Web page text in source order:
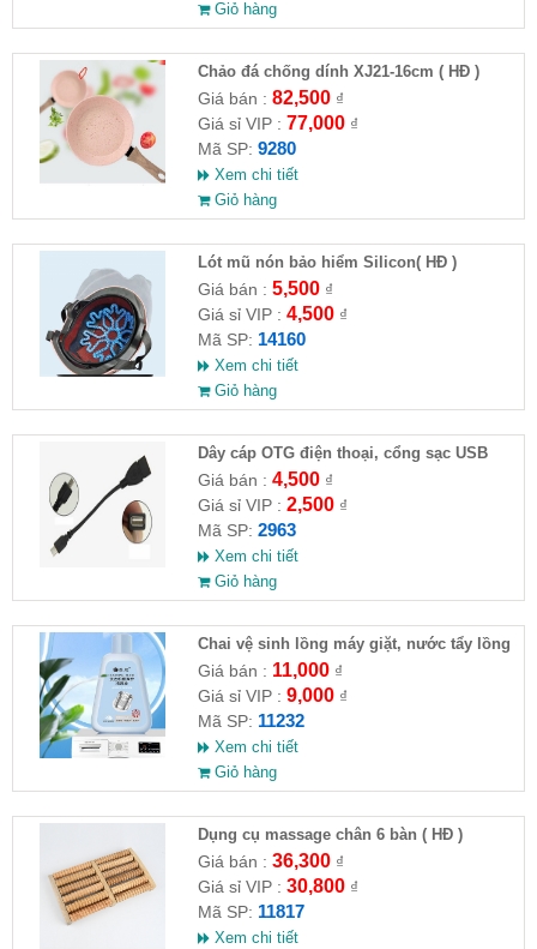
Giỏ hàng
Chảo đá chống dính XJ21-16cm ( HĐ )
Giá bán : 82,500₫
Giá sỉ VIP : 77,000₫
Mã SP: 9280
Xem chi tiết
Giỏ hàng
Lót mũ nón bảo hiểm Silicon( HĐ )
Giá bán : 5,500₫
Giá sỉ VIP : 4,500₫
Mã SP: 14160
Xem chi tiết
Giỏ hàng
Dây cáp OTG điện thoại, cổng sạc USB
Giá bán : 4,500₫
Giá sỉ VIP : 2,500₫
Mã SP: 2963
Xem chi tiết
Giỏ hàng
Chai vệ sinh lồng máy giặt, nước tẩy lồng
máy giặt CLEANING FLUID
Giá bán : 11,000₫
Giá sỉ VIP : 9,000₫
Mã SP: 11232
Xem chi tiết
Giỏ hàng
Dụng cụ massage chân 6 bàn ( HĐ )
Giá bán : 36,300₫
Giá sỉ VIP : 30,800₫
Mã SP: 11817
Xem chi tiết